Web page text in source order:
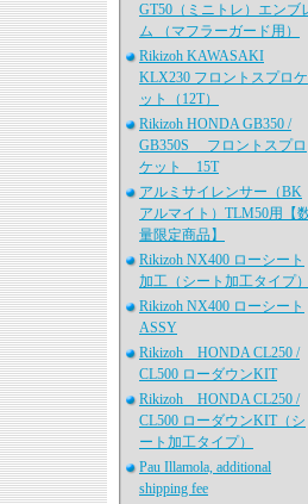
GT50（ミニトレ）エンブ
ム （マフラーガード用）
Rikizoh KAWASAKI
KLX230 フロントスプロケ
ット（12T）
Rikizoh HONDA GB350 /
GB350S フロントスプロ
ケット 15T
アルミサイレンサー（BK
アルマイト）TLM50用【
量限定商品】
Rikizoh NX400 ローシート
加工（シート加工タイプ）
Rikizoh NX400 ローシート
ASSY
Rikizoh HONDA CL250 /
CL500 ローダウンKIT
Rikizoh HONDA CL250 /
CL500 ローダウンKIT（シ
ート加工タイプ）
Pau Illamola, additional
shipping fee